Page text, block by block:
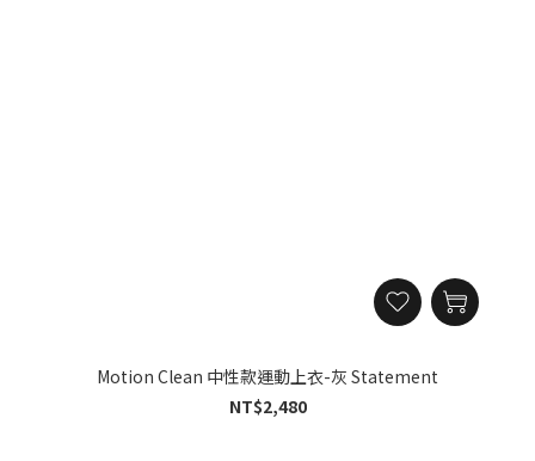
Motion Clean 中性款運動上衣-灰 Statement
NT$2,480